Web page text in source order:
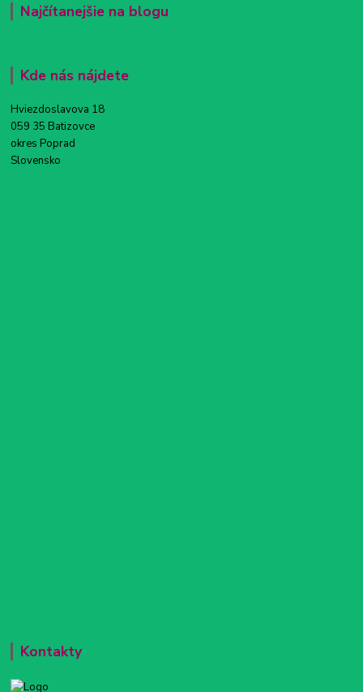
Najčítanejšie na blogu
Kde nás nájdete
Hviezdoslavova 18
059 35 Batizovce
okres Poprad
Slovensko
Kontakty